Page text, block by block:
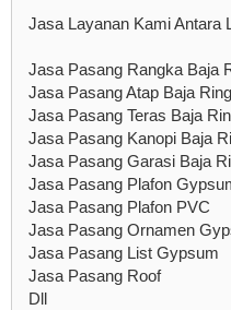
Jasa Layanan Kami Antara
Jasa Pasang Rangka Baja
Jasa Pasang Atap Baja
Jasa Pasang Teras Baja
Jasa Pasang Kanopi Baja
Jasa Pasang Garasi Baja
Jasa Pasang Plafon
Jasa Pasang Plafon PVC
Jasa Pasang Ornamen
Jasa Pasang List Gypsum
Jasa Pasang Roof
Dll